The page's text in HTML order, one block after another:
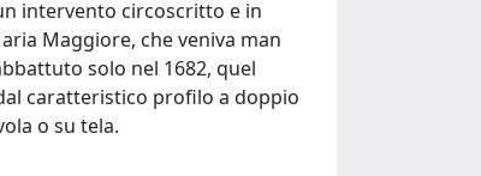
intervento circoscritto e in
Maggiore, che veniva man
solo nel 1682, quel
caratteristico profilo a doppio
o su tela.